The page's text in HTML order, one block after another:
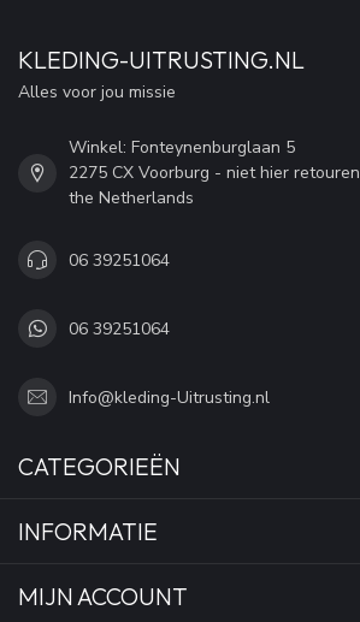
KLEDING-UITRUSTING.NL
Alles voor jou missie
Winkel: Fonteynenburglaan 5
2275 CX Voorburg - niet hier retouren
the Netherlands
06 39251064
06 39251064
Info@kleding-Uitrusting.nl
CATEGORIEËN
INFORMATIE
MIJN ACCOUNT